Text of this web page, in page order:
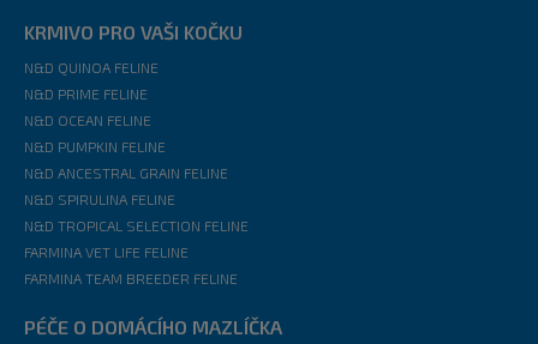
KRMIVO PRO VAŠI KOČKU
N&D QUINOA FELINE
N&D PRIME FELINE
N&D OCEAN FELINE
N&D PUMPKIN FELINE
N&D ANCESTRAL GRAIN FELINE
N&D SPIRULINA FELINE
N&D TROPICAL SELECTION FELINE
FARMINA VET LIFE FELINE
FARMINA TEAM BREEDER FELINE
PÉČE O DOMÁCÍHO MAZLÍČKA